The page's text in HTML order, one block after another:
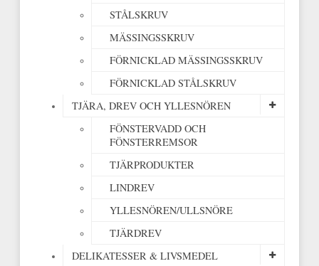
STÅLSKRUV
MÄSSINGSSKRUV
FÖRNICKLAD MÄSSINGSSKRUV
FÖRNICKLAD STÅLSKRUV
TJÄRA, DREV OCH YLLESNÖREN
FÖNSTERVADD OCH
FÖNSTERREMSOR
TJÄRPRODUKTER
LINDREV
YLLESNÖREN/ULLSNÖRE
TJÄRDREV
DELIKATESSER & LIVSMEDEL